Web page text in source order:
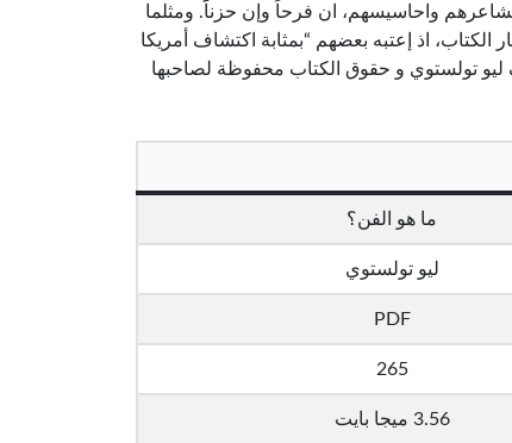
واحاسيسهم، ان فرحاً وإن حزناًً. ومثلما
اذ إعتبه بعضهم “بمثابة اكتشاف أمريكا
ليو تولستوي و حقوق الكتاب محفوظة لصاحبها
ما هو الفن؟
ليو تولستوي
PDF
265
3.56 ميجا بايت